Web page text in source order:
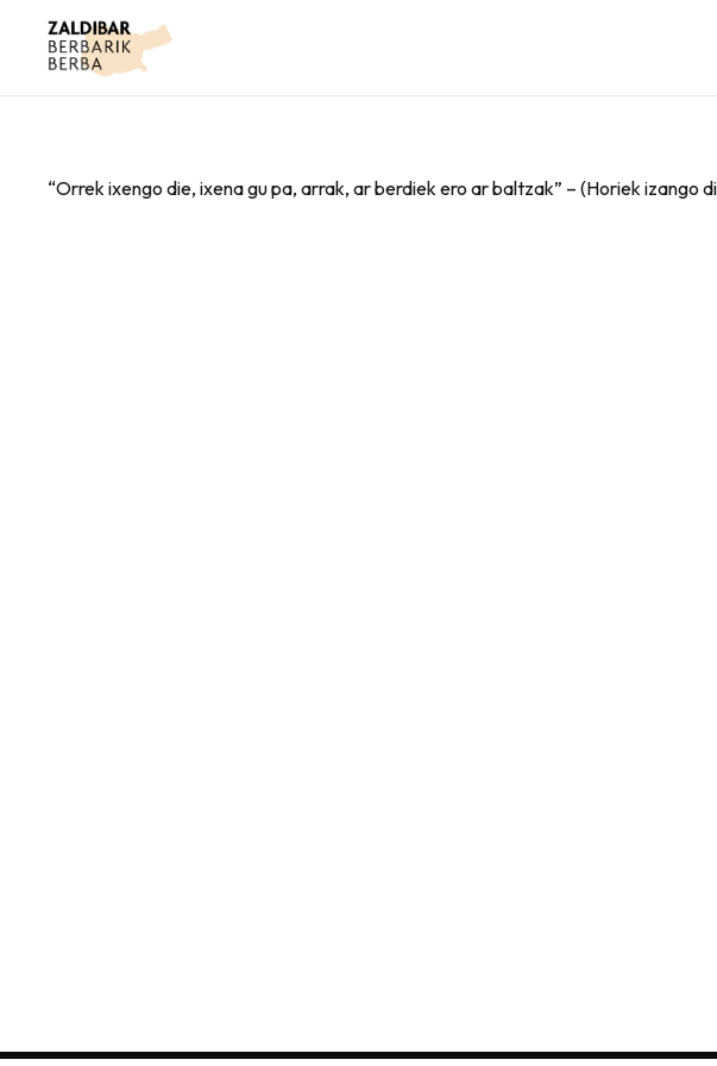
“Orrek ixengo die, ixena gu pa, arrak, ar berdiek ero ar baltzak” – (Horiek izango